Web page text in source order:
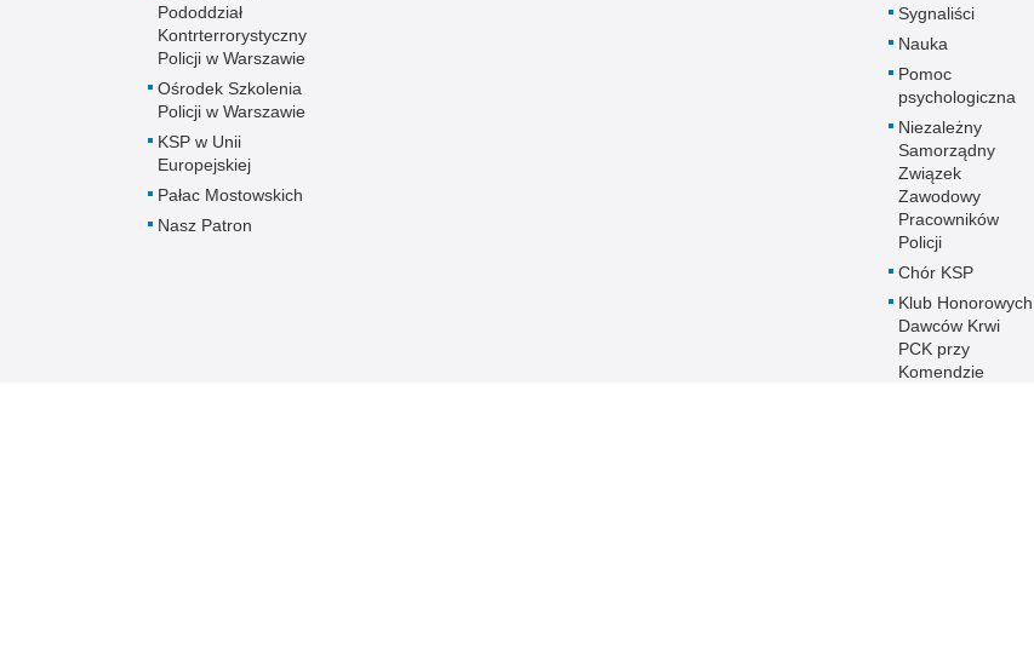
Pododdział
Kontrterrorystyczny
Policji w Warszawie
Ośrodek Szkolenia
Policji w Warszawie
KSP w Unii
Europejskiej
Pałac Mostowskich
Nasz Patron
Sygnaliści
Nauka
Pomoc
psychologiczna
Niezależny
Samorządny
Związek
Zawodowy
Pracowników
Policji
Chór KSP
Klub Honorowych
Dawców Krwi
PCK przy
Komendzie